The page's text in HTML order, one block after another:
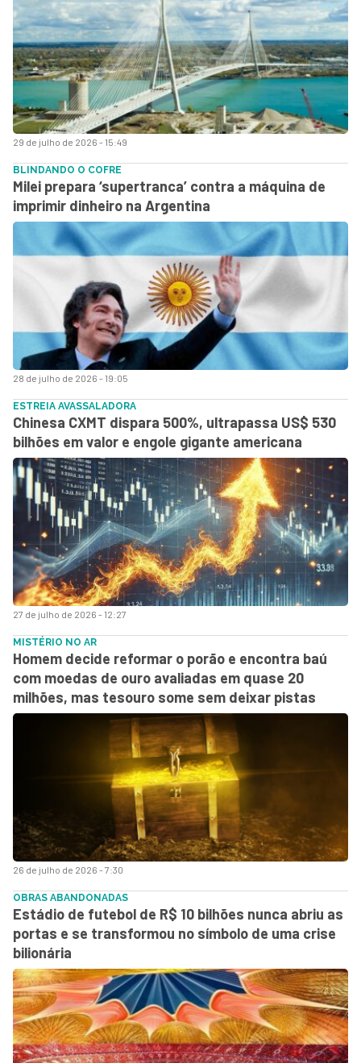
29 de julho de 2026 - 15:49
28 de julho de 2026 - 19:05
BLINDANDO O COFRE
Milei prepara ‘supertranca’ contra a máquina de
imprimir dinheiro na Argentina
27 de julho de 2026 - 12:27
ESTREIA AVASSALADORA
Chinesa CXMT dispara 500%, ultrapassa US$ 530
bilhões em valor e engole gigante americana
26 de julho de 2026 - 7:30
MISTÉRIO NO AR
Homem decide reformar o porão e encontra baú
com moedas de ouro avaliadas em quase 20
milhões, mas tesouro some sem deixar pistas
OBRAS ABANDONADAS
Estádio de futebol de R$ 10 bilhões nunca abriu as
portas e se transformou no símbolo de uma crise
bilionária